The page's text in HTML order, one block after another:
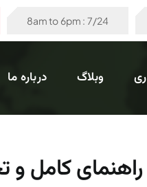
7/24 : 8am to 6pm
وبلاگ درباره ما
راهنمای کامل